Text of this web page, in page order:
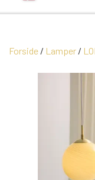
Forside Lamper